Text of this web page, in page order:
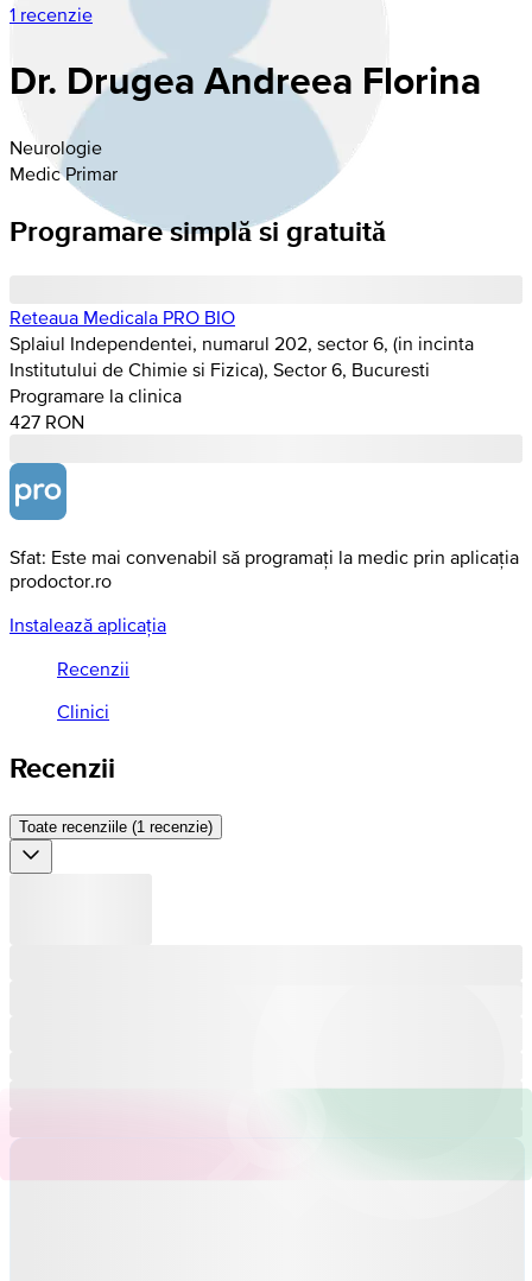
1 recenzie
Dr. Drugea Andreea Florina
Neurologie
Medic Primar
Programare simplă si gratuită
Reteaua Medicala PRO BIO
Splaiul Independentei, numarul 202, sector 6, (in incinta
Institutului de Chimie si Fizica), Sector 6, Bucuresti
Programare la clinica
427 RON
Sfat: Este mai convenabil să programați la medic prin aplicația
prodoctor.ro
Instalează aplicația
Recenzii
Clinici
Recenzii
Toate recenziile (1 recenzie)